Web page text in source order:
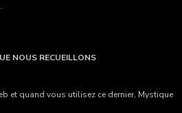
NOUS RECUEILLONS
et quand vous utilisez ce dernier, Mystique